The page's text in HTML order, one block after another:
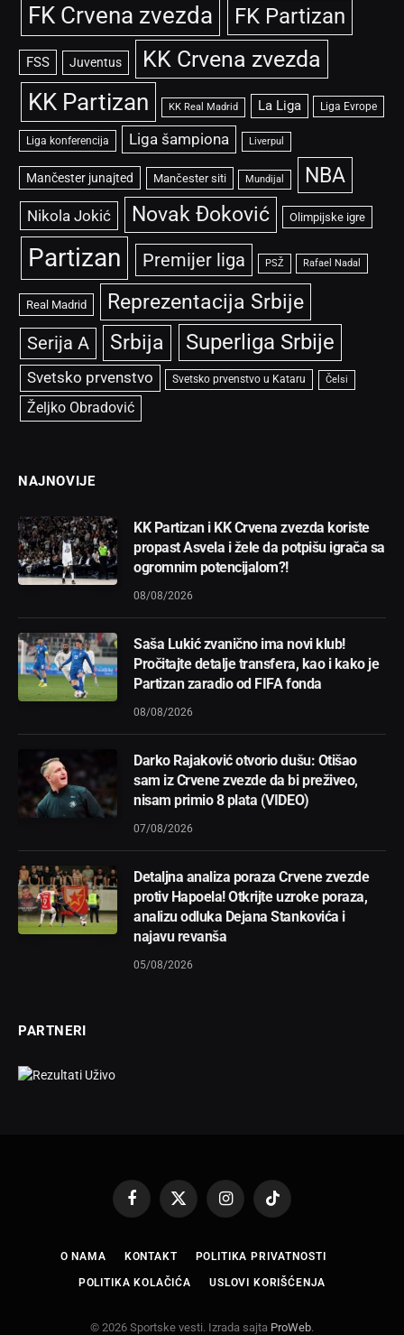
FK Crvena zvezda FK Partizan
FSS Juventus KK Crvena zvezda
KK Partizan KK Real Madrid La Liga Liga Evrope
Liga konferencija Liga šampiona Liverpul
Mančester junajted Mančester siti Mundijal NBA
Nikola Jokić Novak Đoković Olimpijske igre
Partizan Premijer liga PSŽ Rafael Nadal
Real Madrid Reprezentacija Srbije
Serija A Srbija Superliga Srbije
Svetsko prvenstvo Svetsko prvenstvo u Kataru Čelsi
Željko Obradović
NAJNOVIJE
KK Partizan i KK Crvena zvezda koriste
propast Asvela i žele da potpišu igrača sa
ogromnim potencijalom?!
08/08/2026
Saša Lukić zvanično ima novi klub!
Pročitajte detalje transfera, kao i kako je
Partizan zaradio od FIFA fonda
08/08/2026
Darko Rajaković otvorio dušu: Otišao
sam iz Crvene zvezde da bi preživeo,
nisam primio 8 plata (VIDEO)
07/08/2026
Detaljna analiza poraza Crvene zvezde
protiv Hapoela! Otkrijte uzroke poraza,
analizu odluka Dejana Stankovića i
najavu revanša
05/08/2026
PARTNERI
FacebookX
InstagramTikTok
O NAMA KONTAKT POLITIKA PRIVATNOSTI
POLITIKA KOLAČIĆA USLOVI KORIŠĆENJA
© 2026 Sportske vesti. Izrada sajta ProWeb.